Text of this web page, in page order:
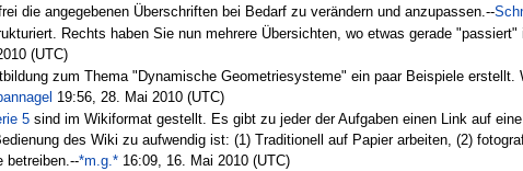
die angegebenen Überschriften bei Bedarf zu verändern und anzupassen.--
Rechts haben Sie nun mehrere Übersichten, wo etwas gerade
(UTC)
zum Thema "Dynamische Geometriesysteme" ein paar Beispiele
19:56, 28. Mai 2010 (UTC)
5 sind im Wikiformat gestellt. Es gibt zu jeder der Aufgaben einen Link auf
des Wiki zu aufwendig ist: (1) Traditionell auf Papier arbeiten, (2)
betreiben.--*m.g.* 16:09, 16. Mai 2010 (UTC)